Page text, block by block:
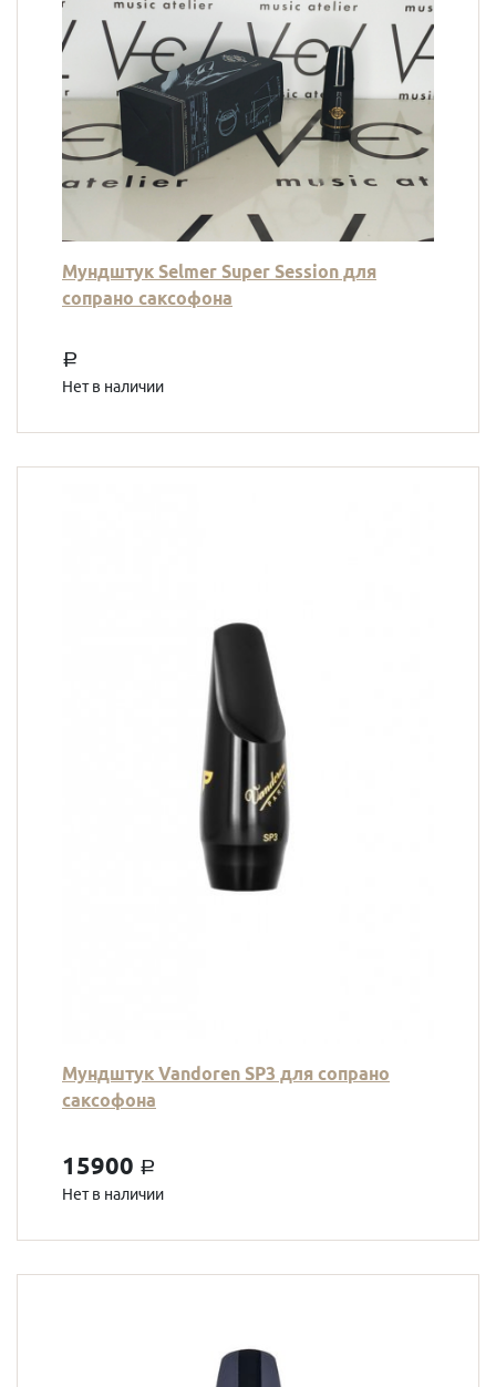
Мундштук Selmer Super Session для
сопрано саксофона
a
Нет в наличии
Мундштук Vandoren SP3 для сопрано
саксофона
15900 a
Нет в наличии